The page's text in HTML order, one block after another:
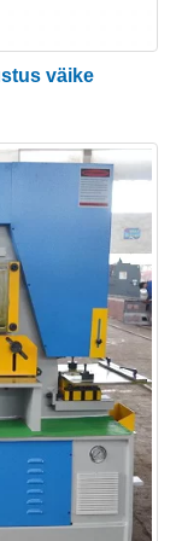
kasutusiga.
vajaduse
väike